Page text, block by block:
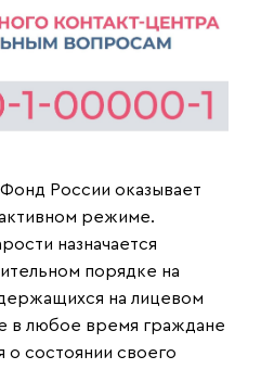
России оказывает
режиме.
назначается
порядке на
на лицевом
в любое время граждане
о состоянии своего